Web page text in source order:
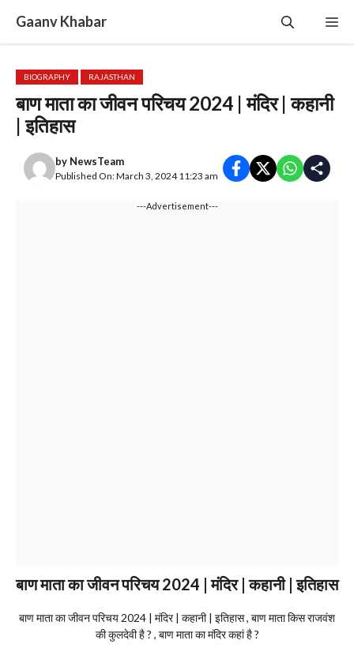
content
Gaanv Khabar
BIOGRAPHY RAJASTHAN
बाण माता का जीवन परिचय 2024 | मंदिर | कहानी
| इतिहास
by NewsTeam
Published On: March 3, 2024 11:23 am
---Advertisement---
बाण माता का जीवन परिचय 2024 | मंदिर | कहानी | इतिहास
बाण माता का जीवन परिचय 2024 | मंदिर | कहानी | इतिहास , बाण माता किस राजवंश
की कुलदेवी है ? , बाण माता का मंदिर कहां है ?